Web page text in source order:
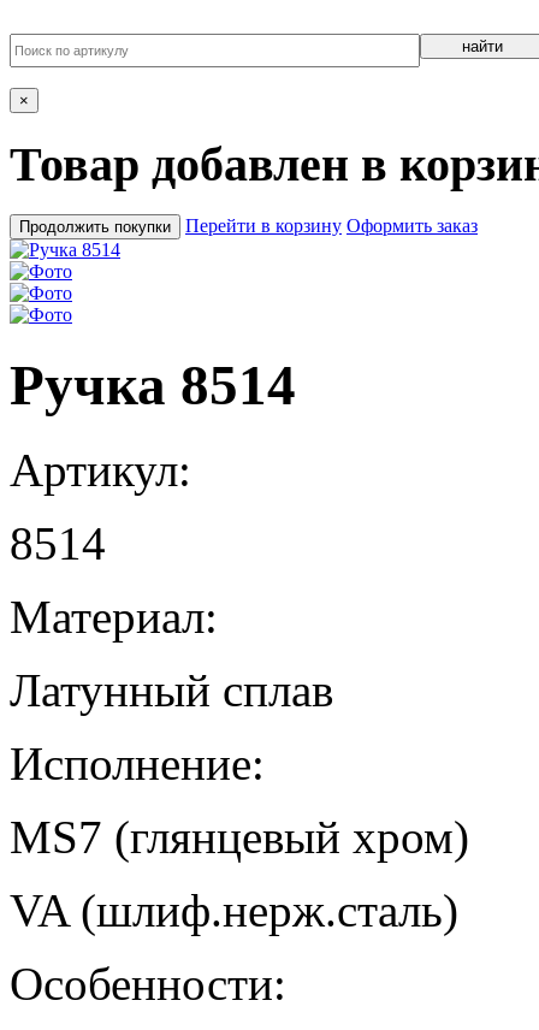
найти
×
Товар добавлен в
Продолжить покупки Перейти в корзину Оформить заказ
Ручка 8514
Артикул:
8514
Материал:
Латунный сплав
Исполнение:
MS7 (глянцевый хром)
VA (шлиф.нерж.сталь)
Особенности: